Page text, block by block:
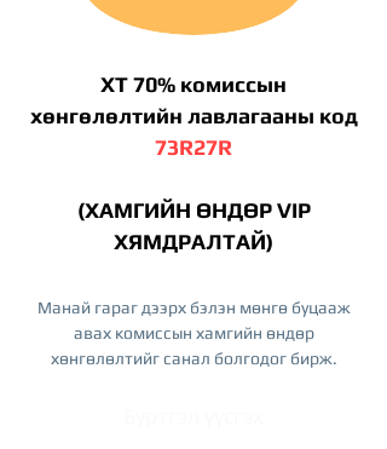
XT 70% комиссын
хөнгөлөлтийн лавлагааны код
73R27R
(ХАМГИЙН ӨНДӨР VIP
ХЯМДРАЛТАЙ)
Манай гараг дээрх бэлэн мөнгө буцааж
авах комиссын хамгийн өндөр
хөнгөлөлтийг санал болгодог бирж.